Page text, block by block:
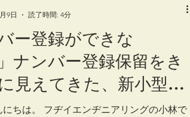
ー登録ができな
ナンバー登録保留をき
見えてきた、新小型モ
を取り巻く法整備状況
にちは。 フヂイエンヂニアリングの小林で
9日
読了時間: 4分